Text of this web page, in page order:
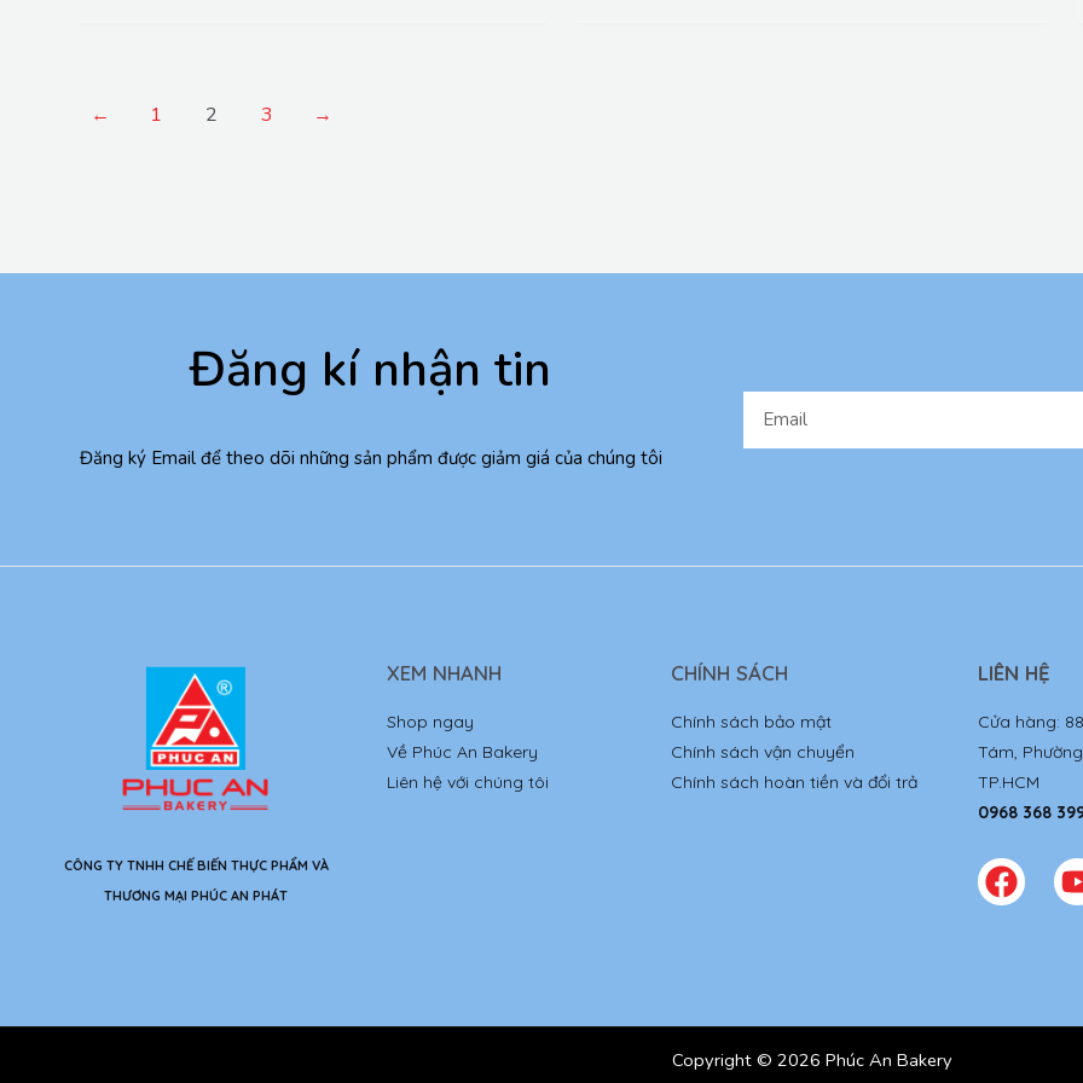
← 1 2 3 →
Đăng kí nhận tin
Đăng ký Email để theo dõi những sản phẩm được giảm giá của chúng tôi
CÔNG TY TNHH CHẾ BIẾN THỰC PHẨM VÀ
THƯƠNG MẠI PHÚC AN PHÁT
XEM NHANH
Shop ngay
Về Phúc An Bakery
Liên hệ với chúng tôi
CHÍNH SÁCH
Chính sách bảo mật
Chính sách vận chuyển
Chính sách hoàn tiền và đổi trả
LIÊN HỆ
Cửa hàng:
Tám,
TP.HCM
0968 368
Copyright © 2026 Phúc An Bakery